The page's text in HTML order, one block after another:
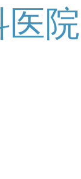
医院